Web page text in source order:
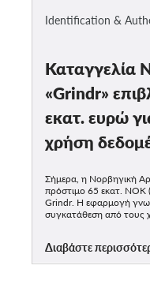
Identification &
Καταγγελία
«Grindr»
εκατ. ευρώ
χρήση
Σήμερα, η Νορβηγική
πρόστιμο 65 εκατ. NOK
Grindr. Η εφαρμογή
συγκατάθεση από τους
Διαβάστε